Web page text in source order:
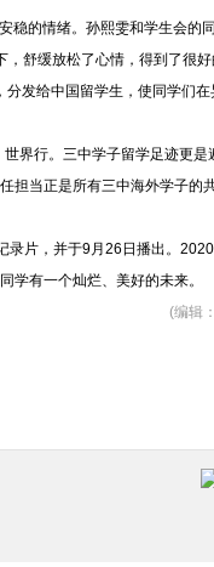
稳的情绪。孙熙雯和学生会的
，舒缓放松了心情，得到了很好
发给中国留学生，使同学们在
界行。 三中学子留学足迹更是
担当正是所有三中海外学子的
录片，并于9月26日播出。2020
学有一个灿烂、美好的未来。
(编辑